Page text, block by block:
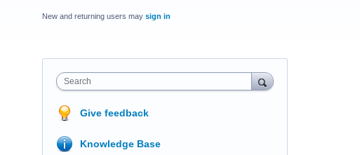
New and returning users may sign in
Search
Give feedback
Knowledge Base